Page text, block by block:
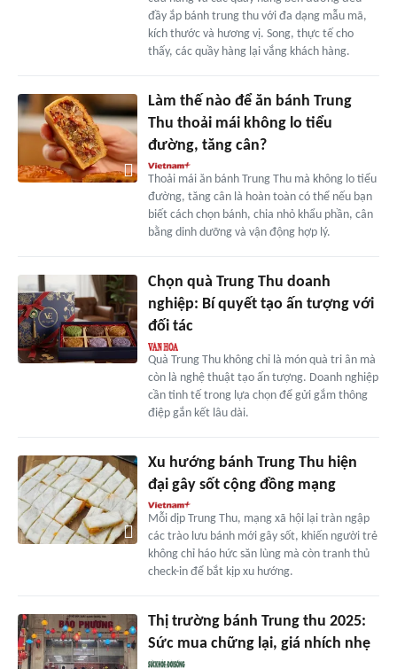
đầy ắp bánh trung thu với đa dạng mẫu mã,
kích thước và hương vị. Song, thực tế cho
thấy, các quầy hàng lại vắng khách hàng.
Làm thế nào để ăn bánh Trung
Thu thoải mái không lo tiểu
đường, tăng cân?
Thoải mái ăn bánh Trung Thu mà không lo tiểu
đường, tăng cân là hoàn toàn có thể nếu bạn
biết cách chọn bánh, chia nhỏ khẩu phần, cân
bằng dinh dưỡng và vận động hợp lý.
Chọn quà Trung Thu doanh
nghiệp: Bí quyết tạo ấn tượng với
đối tác
Quà Trung Thu không chỉ là món quà tri ân mà
còn là nghệ thuật tạo ấn tượng. Doanh nghiệp
cần tinh tế trong lựa chọn để gửi gắm thông
điệp gắn kết lâu dài.
Xu hướng bánh Trung Thu hiện
đại gây sốt cộng đồng mạng
Mỗi dịp Trung Thu, mạng xã hội lại tràn ngập
các trào lưu bánh mới gây sốt, khiến người trẻ
không chỉ háo hức săn lùng mà còn tranh thủ
check-in để bắt kịp xu hướng.
Thị trường bánh Trung thu 2025:
Sức mua chững lại, giá nhích nhẹ